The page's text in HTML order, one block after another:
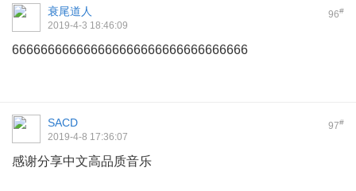
96#
衰尾道人
2019-4-3 18:46:09
666666666666666666666666666666666
97#
SACD
2019-4-8 17:36:07
感谢分享中文高品质音乐